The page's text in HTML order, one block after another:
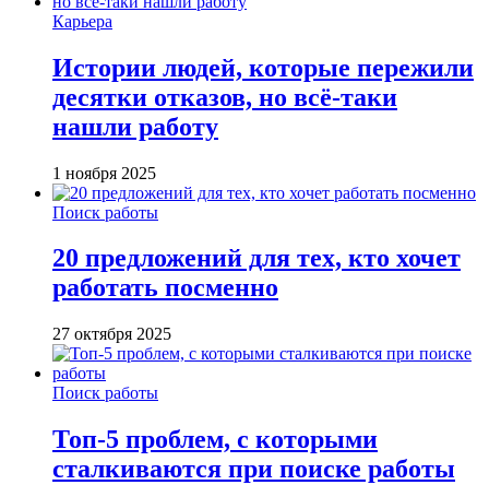
Карьера
Истории людей, которые пережили
десятки отказов, но всё-таки
нашли работу
1 ноября 2025
Поиск работы
20 предложений для тех, кто хочет
работать посменно
27 октября 2025
Поиск работы
Топ-5 проблем, с которыми
сталкиваются при поиске работы